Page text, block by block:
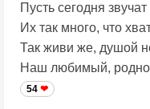
Пусть сегодня
Их так много, что
Так живи же, душой
Наш любимый,
54